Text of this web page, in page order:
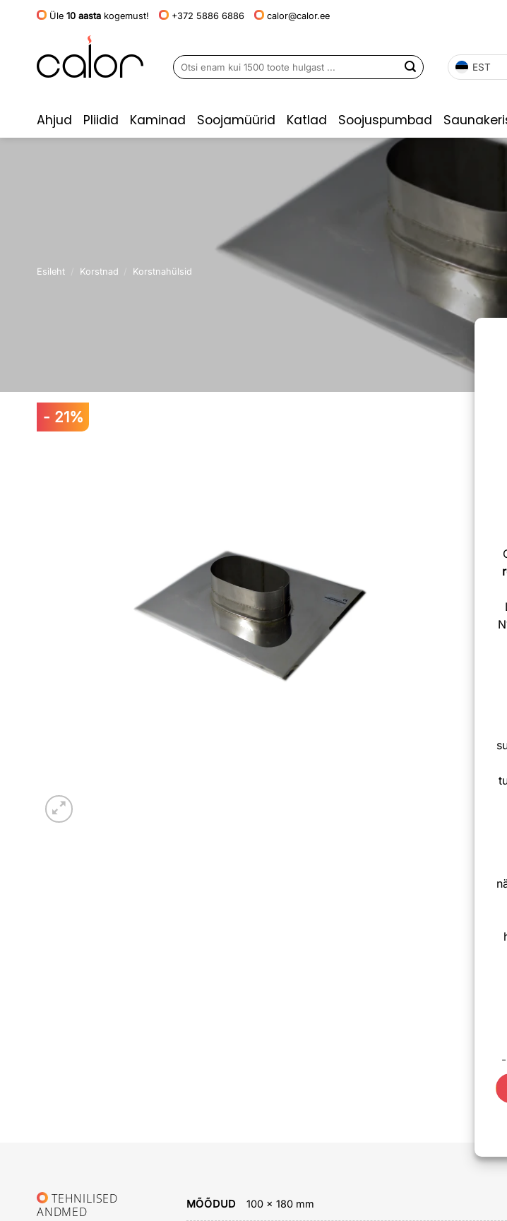
Üle 10 aasta kogemust! +372 5886 6886 calor@calor.ee
Otsi: EST
Ahjud Pliidid Kaminad Soojamüürid Katlad Soojuspumbad
Esileht Korstnad Korstnahülsid
- 21%
TEHNILISED
ANDMED
MÕÕDUD 100 x 180 mm